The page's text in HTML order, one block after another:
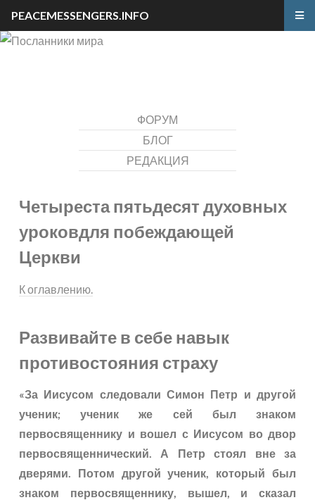
ФОРУМ
БЛОГ
РЕДАКЦИЯ
Четыреста пятьдесят духовных
уроковдля побеждающей
Церкви
К оглавлению.
Развивайте в себе навык
противостояния страху
«За Иисусом следовали Симон Петр и другой
ученик; ученик же сей был знаком
первосвященнику и вошел с Иисусом во двор
первосвященнический. А Петр стоял вне за
дверями. Потом другой ученик, который был
знаком первосвященнику, вышел, и сказал
PEACEMESSENGERS.INFO